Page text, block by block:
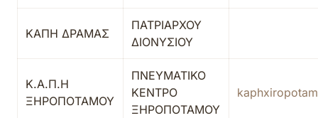
ΚΑΠΗ ΔΡΑΜΑΣ
ΠΑΤΡΙΑΡΧΟΥ
ΔΙΟΝΥΣΙΟΥ
Κ.Α.Π.Η
ΞΗΡΟΠΟΤΑΜΟΥ
ΠΝΕΥΜΑΤΙΚΟ
ΚΕΝΤΡΟ
ΞΗΡΟΠΟΤΑΜΟΥ